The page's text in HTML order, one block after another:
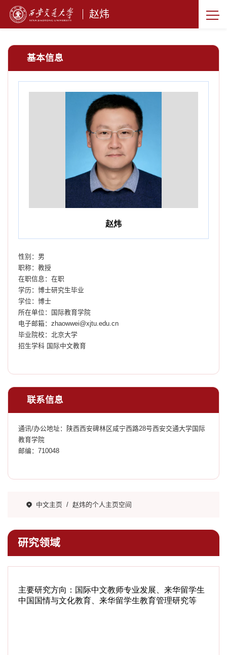
赵炜
基本信息
赵炜
性别：男
职称：教授
在职信息：在职
学历：博士研究生毕业
学位：博士
所在单位：国际教育学院
电子邮箱： zhaowwei@xjtu.edu.cn
毕业院校：北京大学
招生学科 国际中文教育
联系信息
通讯/办公地址：
陕西西安碑林区咸宁西路28号西安交通大学国际
教育学院
邮编： 710048
中文主页 / 赵炜的个人主页空间
研究领域